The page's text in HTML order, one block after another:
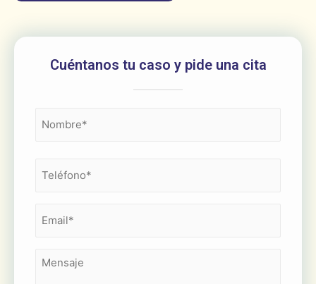
Cuéntanos tu caso y pide una cita
Nombre
Teléfono
Email
Mensaje